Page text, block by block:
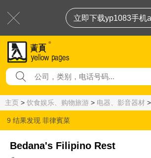
立即下载yp1083手机
主页 > 饮食娱乐、购物旅游 > 电器、影音器材
9 结果发现 菲律賓菜
Bedana's Filipino Rest